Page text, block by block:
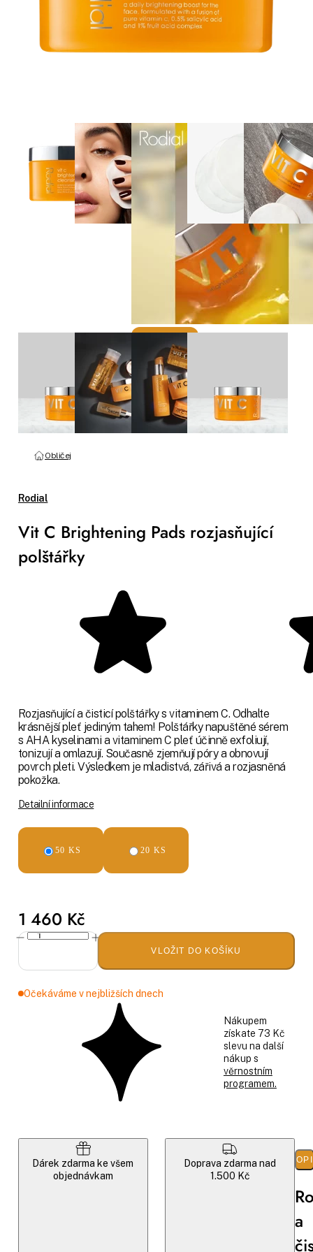
Obličej
Rodial
Vit C Brightening Pads rozjasňující
polštářky
Rozjasňující a čisticí polštářky s vitaminem C. Odhalte
krásnější pleť jediným tahem! Polštářky napuštěné sérem
s AHA kyselinami a vitaminem C pleť účinně exfoliují,
tonizují a omlazují. Současně zjemňují póry a obnovují
povrch pleti. Výsledkem je mladistvá, zářivá a rozjasněná
pokožka.
Detailní informace
50 KS 20 KS
1 460 Kč
VLOŽIT DO KOŠÍKU
Očekáváme v nejbližších dnech
Nákupem
získate 73 Kč
slevu na další
nákup s
věrnostním
programem.
Dárek zdarma ke všem
objednávkam
Doprava zdarma nad
1.500 Kč
a